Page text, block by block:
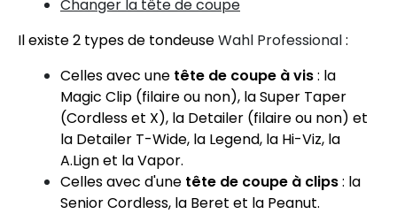
Changer la tête de coupe
Il existe 2 types de tondeuseWahl Professional:
Celles avec une tête de coupe à vis: la
Magic Clip (filaire ou non), la Super Taper
(Cordless et X), la Detailer (filaire ou non) et
la Detailer T-Wide, la Legend, la Hi-Viz, la
A.Lign et la Vapor.
C elles avec d'une tête de coupe à clips: la
Senior Cordless, la Beret et la Peanut.